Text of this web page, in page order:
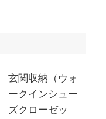
玄関収納（ウォ
ークインシュー
ズクローゼッ